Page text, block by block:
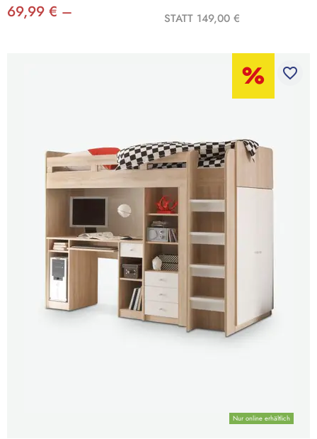
69,99 € – STATT 149,00 €
Nur online erhältlich
favorite_border